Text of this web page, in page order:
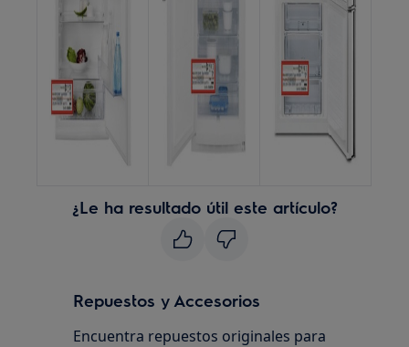
¿Le ha resultado útil este artículo?
Repuestos y Accesorios
Encuentra repuestos originales para